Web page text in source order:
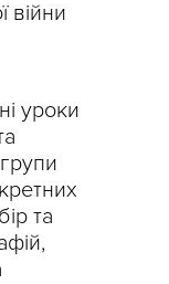
війни
уроки
та